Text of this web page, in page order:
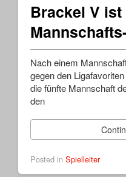
Brackel V ist
Nach einem
gegen den
die fünfte Mannschaft
den
Posted in Spielleiter